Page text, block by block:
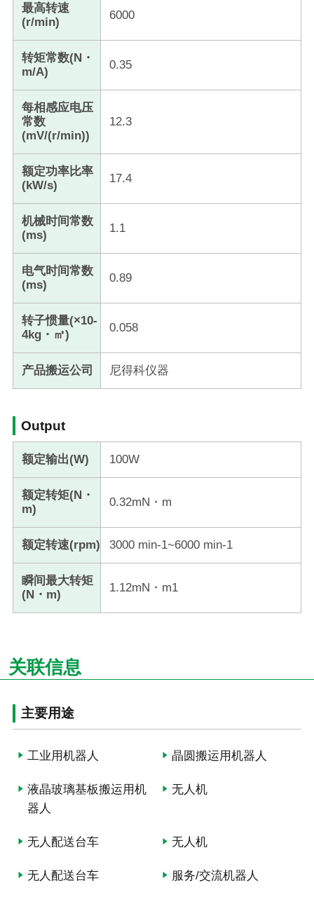
最高转速
(r/min)
6000
转矩常数(N・
m/A)
0.35
每相感应电压
常数
(mV/(r/min))
12.3
额定功率比率
(kW/s)
17.4
机械时间常数
(ms)
1.1
电气时间常数
(ms)
0.89
转子惯量(×10-
4kg・㎡)
0.058
产品搬运公司 尼得科仪器
Output
额定输出(W) 100W
额定转矩(N・
m)
0.32mN・m
额定转速(rpm) 3000 min-1~6000 min-1
瞬间最大转矩
(N・m)
1.12mN・m1
关联信息
主要用途
工业用机器人 晶圆搬运用机器人
液晶玻璃基板搬运用机
器人
无人机
无人配送台车 无人机
无人配送台车 服务/交流机器人